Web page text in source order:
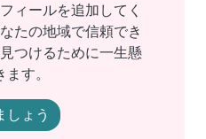
ィールを追加してく
たの地域で信頼でき
つけるために一生懸
す。
しょう